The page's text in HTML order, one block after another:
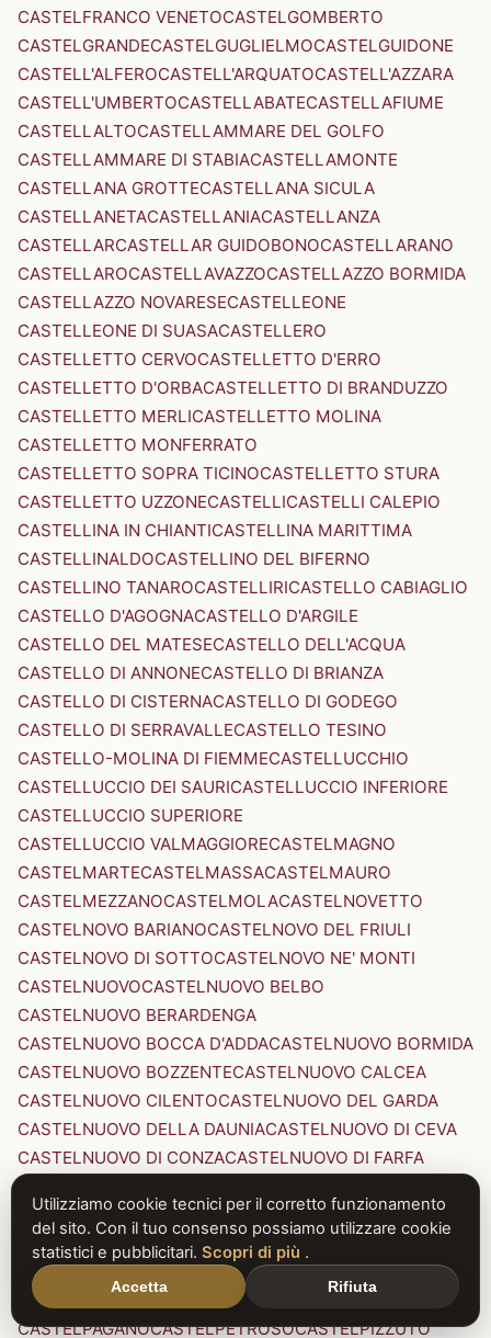
CASTELFRANCO VENETOCASTELGOMBERTO
CASTELGRANDECASTELGUGLIELMOCASTELGUIDONE
CASTELL'ALFEROCASTELL'ARQUATOCASTELL'AZZARA
CASTELL'UMBERTOCASTELLABATECASTELLAFIUME
CASTELLALTOCASTELLAMMARE DEL GOLFO
CASTELLAMMARE DI STABIACASTELLAMONTE
CASTELLANA GROTTECASTELLANA SICULA
CASTELLANETACASTELLANIACASTELLANZA
CASTELLARCASTELLAR GUIDOBONOCASTELLARANO
CASTELLAROCASTELLAVAZZOCASTELLAZZO BORMIDA
CASTELLAZZO NOVARESECASTELLEONE
CASTELLEONE DI SUASACASTELLERO
CASTELLETTO CERVOCASTELLETTO D'ERRO
CASTELLETTO D'ORBACASTELLETTO DI BRANDUZZO
CASTELLETTO MERLICASTELLETTO MOLINA
CASTELLETTO MONFERRATO
CASTELLETTO SOPRA TICINOCASTELLETTO STURA
CASTELLETTO UZZONECASTELLICASTELLI CALEPIO
CASTELLINA IN CHIANTICASTELLINA MARITTIMA
CASTELLINALDOCASTELLINO DEL BIFERNO
CASTELLINO TANAROCASTELLIRICASTELLO CABIAGLIO
CASTELLO D'AGOGNACASTELLO D'ARGILE
CASTELLO DEL MATESECASTELLO DELL'ACQUA
CASTELLO DI ANNONECASTELLO DI BRIANZA
CASTELLO DI CISTERNACASTELLO DI GODEGO
CASTELLO DI SERRAVALLECASTELLO TESINO
CASTELLO-MOLINA DI FIEMMECASTELLUCCHIO
CASTELLUCCIO DEI SAURICASTELLUCCIO INFERIORE
CASTELLUCCIO SUPERIORE
CASTELLUCCIO VALMAGGIORECASTELMAGNO
CASTELMARTECASTELMASSACASTELMAURO
CASTELMEZZANOCASTELMOLACASTELNOVETTO
CASTELNOVO BARIANOCASTELNOVO DEL FRIULI
CASTELNOVO DI SOTTOCASTELNOVO NE' MONTI
CASTELNUOVOCASTELNUOVO BELBO
CASTELNUOVO BERARDENGA
CASTELNUOVO BOCCA D'ADDACASTELNUOVO BORMIDA
CASTELNUOVO BOZZENTECASTELNUOVO CALCEA
CASTELNUOVO CILENTOCASTELNUOVO DEL GARDA
CASTELNUOVO DELLA DAUNIACASTELNUOVO DI CEVA
CASTELNUOVO DI CONZACASTELNUOVO DI FARFA
CASTELNUOVO DI PORTO CASTELNUOVO DON BOSCO
CASTELNUOVO MAGRACASTELNUOVO NIGRA
CASTELNUOVO PARANOCASTELNUOVO RANGONE
CASTELNUOVO SCRIVIA
CASTELNUOVO VAL DI CECINA
CASTELPAGANOCASTELPETROSOCASTELPIZZUTO
Utilizziamo cookie tecnici per il corretto funzionamento
del sito. Con il tuo consenso possiamo utilizzare cookie
statistici e pubblicitari. Scopri di più .
Accetta Rifiuta